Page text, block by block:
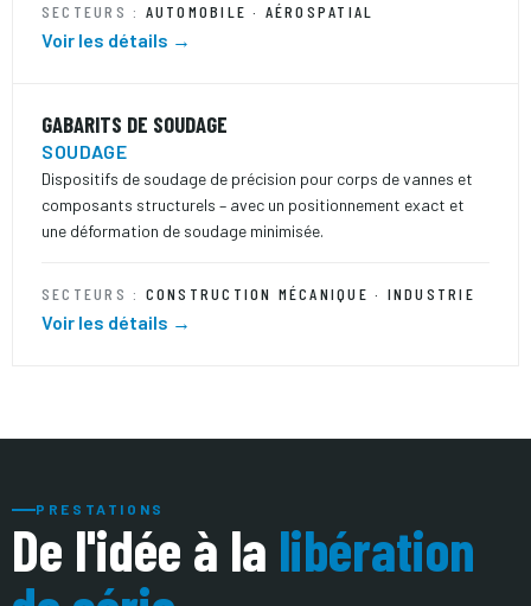
SECTEURS : AUTOMOBILE · AÉROSPATIAL
Voir les détails →
GABARITS DE SOUDAGE
SOUDAGE
Dispositifs de soudage de précision pour corps de vannes et
composants structurels – avec un positionnement exact et
une déformation de soudage minimisée.
SECTEURS : CONSTRUCTION MÉCANIQUE · INDUSTRIE
Voir les détails →
PRESTATIONS
De l'idée à la libération